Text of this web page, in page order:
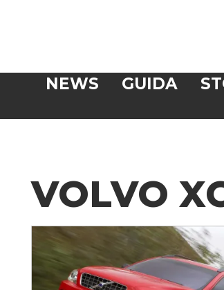
NEWS GUIDA
VOLVO